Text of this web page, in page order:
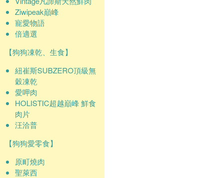
Ziwipeak巔峰
寵愛物語
倍適選
【狗狗凍乾、生食】
紐崔斯SUBZERO頂級無
穀凍乾
愛呷肉
HOLISTIC超越巔峰 鮮食
肉片
汪洽普
【狗狗愛零食】
原町燒肉
聖萊西